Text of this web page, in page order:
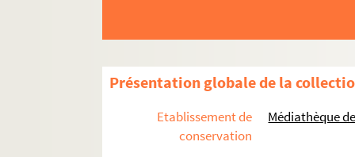
Présentation globale de la
Etablissement de
conservation
Médiathèque